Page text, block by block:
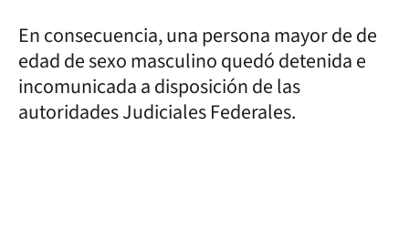
En consecuencia, una persona mayor de de
edad de sexo masculino quedó detenida e
incomunicada a disposición de las
autoridades Judiciales Federales.